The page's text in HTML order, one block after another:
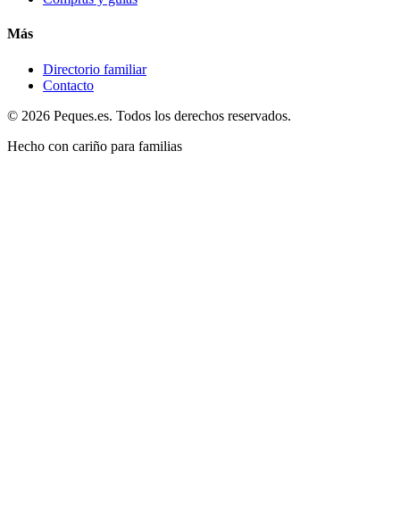
Más
Directorio familiar
Contacto
© 2026 Peques.es. Todos los derechos reservados.
Hecho con cariño para familias